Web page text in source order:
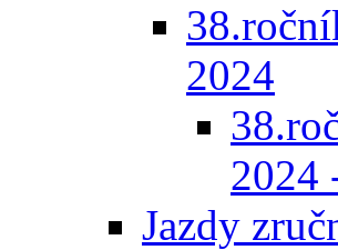
2024
2024
Jazdy